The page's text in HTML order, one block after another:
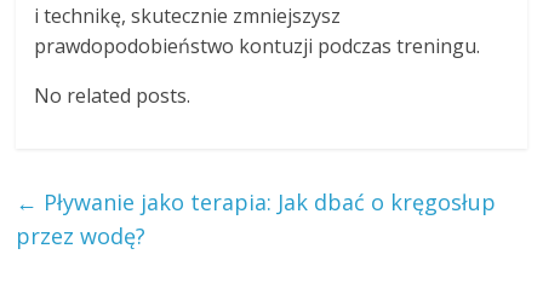
i technikę, skutecznie zmniejszysz
prawdopodobieństwo kontuzji podczas treningu.
No related posts.
← Pływanie jako terapia: Jak dbać o kręgosłup
przez wodę?